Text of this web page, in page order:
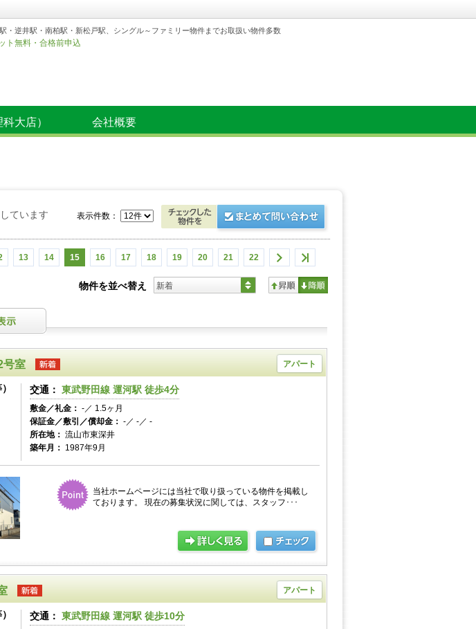
逆井駅・南柏駅・新松戸駅、シングル～ファミリー物件までお取扱い物件多数
ト無料・合格前申込
大店） 会社概要
ています
13 14 15 16 17 18 19 20 21 22
表示件数：
物件を並べ替え 新着
号室 アパート
交通： 東武野田線 運河駅 徒歩4分
敷金／礼金： -／ 1.5ヶ月
保証金／敷引／償却金： -／ -／ -
所在地： 流山市東深井
築年月： 1987年9月
当社ホームページには当社で取り扱っている物件を掲載し
ております。 現在の募集状況に関しては、スタッフ･･･
アパート
交通： 東武野田線 運河駅 徒歩10分